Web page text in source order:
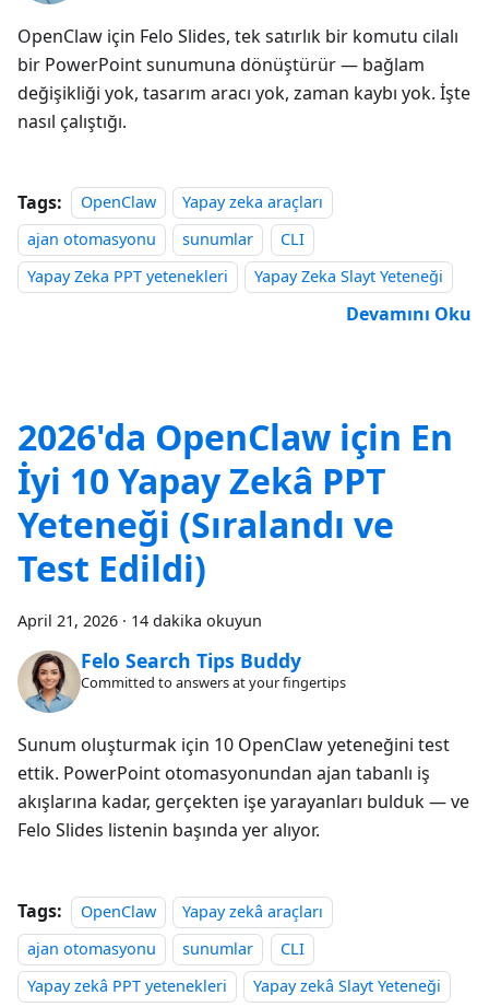
OpenClaw için Felo Slides, tek satırlık bir komutu cilalı
bir PowerPoint sunumuna dönüştürür — bağlam
değişikliği yok, tasarım aracı yok, zaman kaybı yok. İşte
nasıl çalıştığı.
Tags: OpenClaw
Yapay zeka araçları
ajan otomasyonu
sunumlar
CLI
Yapay Zeka PPT yetenekleri
Yapay Zeka Slayt Yeteneği
Devamını Oku
2026'da OpenClaw için En
İyi 10 Yapay Zekâ PPT
Yeteneği (Sıralandı ve
Test Edildi)
April 21, 2026 · 14 dakika okuyun
Felo Search Tips Buddy
Committed to answers at your fingertips
Sunum oluşturmak için 10 OpenClaw yeteneğini test
ettik. PowerPoint otomasyonundan ajan tabanlı iş
akışlarına kadar, gerçekten işe yarayanları bulduk — ve
Felo Slides listenin başında yer alıyor.
Tags: OpenClaw
Yapay zekâ araçları
ajan otomasyonu
sunumlar
CLI
Yapay zekâ PPT yetenekleri
Yapay zekâ Slayt Yeteneği